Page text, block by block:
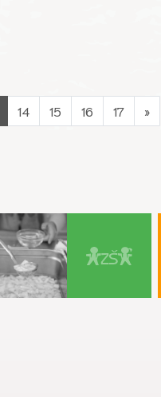
14 15 16 17 »